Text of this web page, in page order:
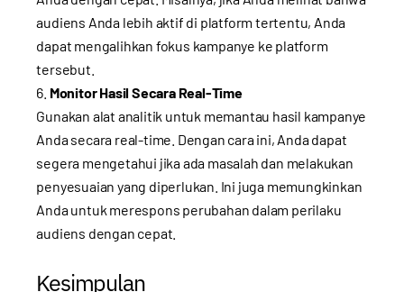
audiens Anda lebih aktif di platform tertentu, Anda
dapat mengalihkan fokus kampanye ke platform
tersebut.
Monitor Hasil Secara Real-Time
Gunakan alat analitik untuk memantau hasil kampanye
Anda secara real-time. Dengan cara ini, Anda dapat
segera mengetahui jika ada masalah dan melakukan
penyesuaian yang diperlukan. Ini juga memungkinkan
Anda untuk merespons perubahan dalam perilaku
audiens dengan cepat.
Kesimpulan